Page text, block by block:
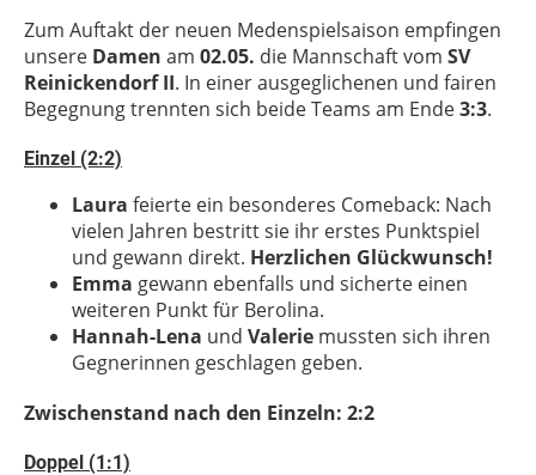
Zum Auftakt der neuen Medenspielsaison empfingen
unsere Damen am 02.05. die Mannschaft vom SV
Reinickendorf II. In einer ausgeglichenen und fairen
Begegnung trennten sich beide Teams am Ende3:3.
Einzel (2:2)
Laura feierte ein besonderes Comeback: Nach
vielen Jahren bestritt sie ihr erstes Punktspiel
und gewann direkt. Herzlichen Glückwunsch!
Emma gewann ebenfalls und sicherte einen
weiteren Punkt für Berolina.
Hannah-Lena und Valerie mussten sich ihren
Gegnerinnen geschlagen geben.
Zwischenstand nach den Einzeln: 2:2
Doppel (1:1)